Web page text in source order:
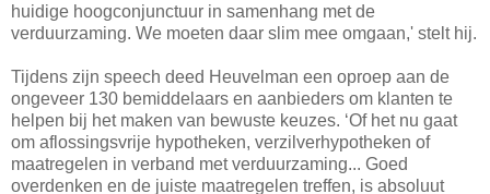
huidige hoogconjunctuur in samenhang met de
verduurzaming. We moeten daar slim mee omgaan,' stelt hij.
Tijdens zijn speech deed Heuvelman een oproep aan de
ongeveer 130 bemiddelaars en aanbieders om klanten te
helpen bij het maken van bewuste keuzes. ‘Of het nu gaat
om aflossingsvrije hypotheken, verzilverhypotheken of
maatregelen in verband met verduurzaming... Goed
overdenken en de juiste maatregelen treffen, is absoluut